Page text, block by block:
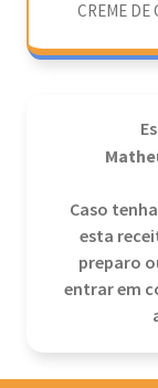
CREME DE
Caso
esta
preparo
entrar em